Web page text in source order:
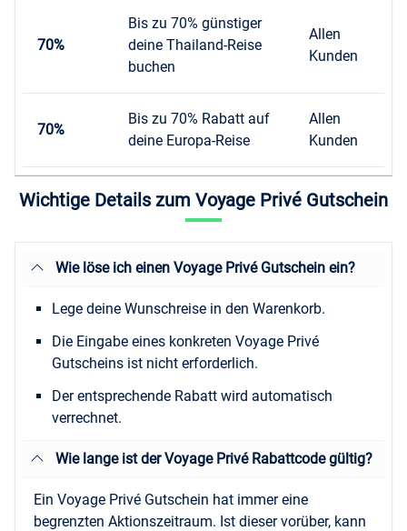
70%
Bis zu 70% günstiger
deine Thailand-Reise
buchen
Allen
Kunden
70%
Bis zu 70% Rabatt auf
deine Europa-Reise
Allen
Kunden
Wichtige Details zum Voyage Privé Gutschein
Wie löse ich einen Voyage Privé Gutschein ein?
Lege deine Wunschreise in den Warenkorb.
Die Eingabe eines konkreten Voyage Privé
Gutscheins ist nicht erforderlich.
Der entsprechende Rabatt wird automatisch
verrechnet.
Wie lange ist der Voyage Privé Rabattcode gültig?
Ein Voyage Privé Gutschein hat immer eine
begrenzten Aktionszeitraum. Ist dieser vorüber, kann